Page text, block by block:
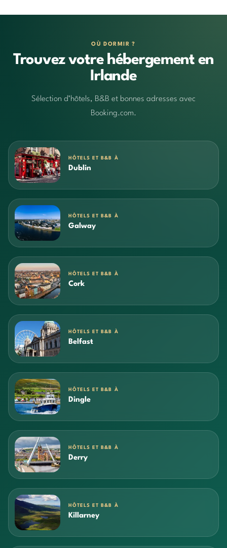
OÙ DORMIR ?
Trouvez votre hébergement en
Irlande
Sélection d’hôtels, B&B et bonnes adresses avec
Booking.com.
HÔTELS ET B&B À
Dublin
HÔTELS ET B&B À
Galway
HÔTELS ET B&B À
Cork
HÔTELS ET B&B À
Belfast
HÔTELS ET B&B À
Dingle
HÔTELS ET B&B À
Derry
HÔTELS ET B&B À
Killarney